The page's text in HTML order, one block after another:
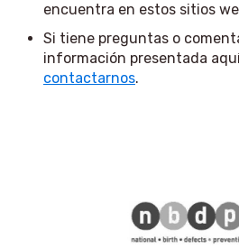
encuentra en estos sitios
Si tiene preguntas o
información presentada
contactarnos.